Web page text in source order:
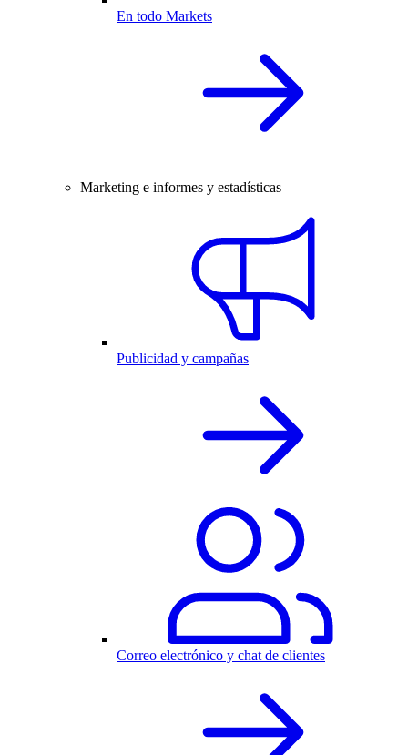
En todo Markets
Marketing e informes y estadísticas
Publicidad y campañas
Correo electrónico y chat de clientes